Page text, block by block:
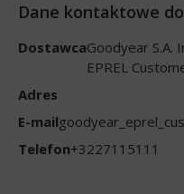
Dane kontaktowe
DostawcaGoodyear S.A.
EPREL
Adres
E-mail
Telefon+3227115111